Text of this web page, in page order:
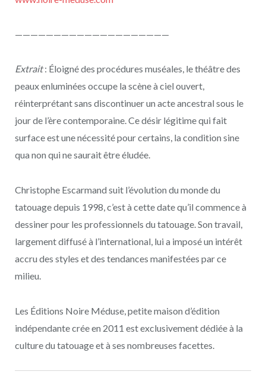
————————————————————
Extrait: Éloigné des procédures muséales, le théâtre des
peaux enluminées occupe la scène à ciel ouvert,
réinterprétant sans discontinuer un acte ancestral sous le
jour de l’ère contemporaine. Ce désir légitime qui fait
surface est une nécessité pour certains, la condition sine
qua non qui ne saurait être éludée.
Christophe Escarmand suit l’évolution du monde du
tatouage depuis 1998, c’est à cette date qu’il commence à
dessiner pour les professionnels du tatouage. Son travail,
largement diffusé à l’international, lui a imposé un intérêt
accru des styles et des tendances manifestées par ce
milieu.
Les Éditions Noire Méduse, petite maison d’édition
indépendante crée en 2011 est exclusivement dédiée à la
culture du tatouage et à ses nombreuses facettes.